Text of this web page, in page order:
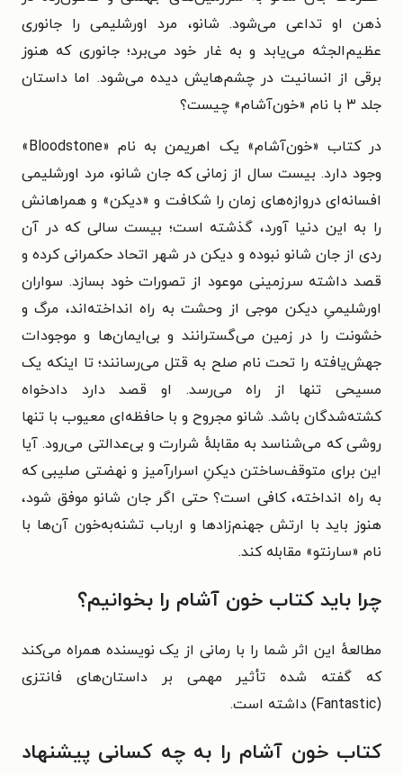
ذهن او تداعی می‌شود. شانو، مرد اورشلیمی را جانوری
عظیم‌الجثه می‌یابد و به غار خود می‌برد؛ جانوری که هنوز
برقی از انسانیت در چشم‌هایش دیده می‌شود. اما داستان
جلد ۳ با نام
«خون‌آشام» چیست؟
در کتاب «خون‌آشام» یک اهریمن به نام «Bloodstone»
وجود دارد. بیست سال از زمانی که جان شانو، مرد اورشلیمی
افسانه‌ای دروازه‌های زمان را شکافت و «دیکن» و همراهانش
را به این دنیا آورد، گذشته است؛ بیست سالی که در آن
ردی از جان شانو نبوده و دیکن در شهر اتحاد حکمرانی کرده و
قصد داشته سرزمینی موعود از تصورات خود بسازد. سواران
اورشلیمیِ دیکن موجی از وحشت به راه انداخته‌اند، مرگ و
خشونت را در زمین می‌گسترانند و بی‌ایمان‌ها و موجودات
جهش‌یافته را تحت نام صلح به قتل می‌رسانند؛ تا اینکه یک
مسیحی تنها از راه می‌رسد. او قصد دارد دادخواه
کشته‌شدگان باشد. شانو مجروح و با حافظه‌ای معیوب با تنها
روشی که می‌شناسد به مقابلهٔ شرارت و بی‌عدالتی می‌رود. آیا
این برای متوقف‌ساختن دیکنِ اسرارآمیز و نهضتی صلیبی که
به راه انداخته، کافی است؟ حتی اگر جان شانو موفق شود،
هنوز باید با ارتش جهنم‌زادها و ارباب تشنه‌به‌خون آن‌ها با
نام «سارنتو» مقابله کند.
چرا باید کتاب خون آشام را بخوانیم؟
مطالعهٔ این اثر شما را با رمانی از یک نویسنده همراه می‌کند
که گفته شده تأثیر مهمی بر داستان‌های فانتزی
(Fantastic) داشته است.
کتاب خون آشام را به چه کسانی پیشنهاد